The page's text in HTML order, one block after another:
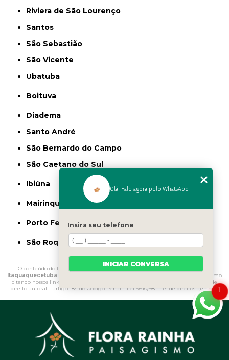
Riviera de São Lourenço
Santos
São Sebastião
São Vicente
Ubatuba
Boituva
Diadema
Santo André
São Bernardo do Campo
São Caetano do Sul
Ibiúna
Mairinque
Porto Feliz
São Roque
O conteúdo do texto "
Onde Comprar Vaso de Polietileno para Jardim
Itaquaquecetuba" é de direito reservado. Sua reprodução, parcial ou total, mesmo
citando nossos links, é proibida sem a autorização do autor. Crime de violação de
direito autoral – artigo 184 do Código Penal – Lei 9610/98 - Lei de direitos autorais 1
Olá! Fale agora pelo WhatsApp
Insira seu telefone
INICIAR CONVERSA